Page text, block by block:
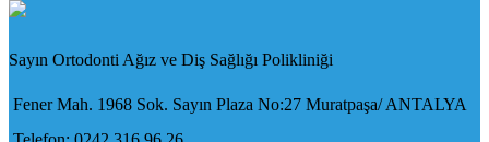
Sayın Ortodonti Ağız ve Diş Sağlığı Polikliniği
Fener Mah. 1968 Sok. Sayın Plaza No:27 Muratpaşa/ ANTALYA